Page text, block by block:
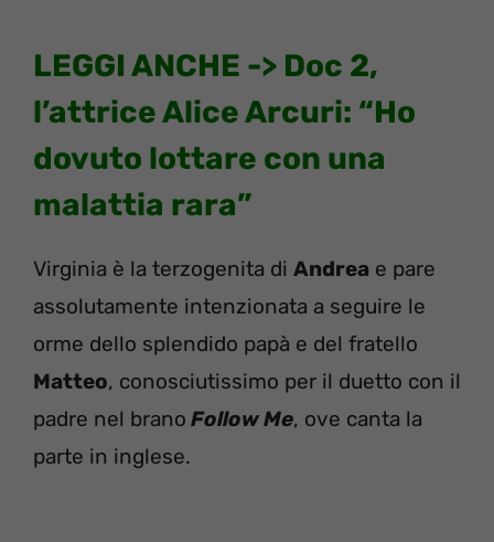
LEGGI ANCHE -> Doc 2,
l’attrice Alice Arcuri: “Ho
dovuto lottare con una
malattia rara”
Virginia è la terzogenita di Andrea e pare
assolutamente intenzionata a seguire le
orme dello splendido papà e del fratello
Matteo, conosciutissimo per il duetto con il
padre nel brano Follow Me, ove canta la
parte in inglese.